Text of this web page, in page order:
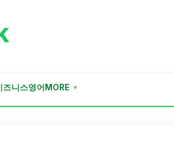
즈니스영어 MORE ▼